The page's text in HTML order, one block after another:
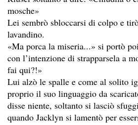
mosche»
Lei sembrò sbloccarsi di colpo e
lavandino.
«Ma porca la miseria...» si portò
con l’intenzione di strapparsela a
fai qui?!»
Lui alzò le spalle e come al solito
proprio il suo linguaggio da
disse niente, soltanto si lasciò
quando Jacklyn si lamentò per